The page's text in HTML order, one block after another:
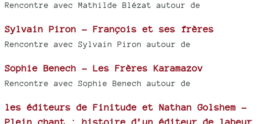
Rencontre avec Mathilde Blézat autour de
Sylvain Piron - François et ses frères
Rencontre avec Sylvain Piron autour de
Sophie Benech - Les Frères Karamazov
Rencontre avec Sophie Benech autour de
les éditeurs de Finitude et Nathan Golshem -